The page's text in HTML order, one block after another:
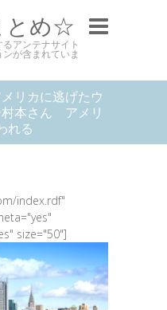
とめ☆
アンテナサイト
が含まれていま
リカに逃げたウ
村本さん アメリ
れる
index.rdf"
size="50"]